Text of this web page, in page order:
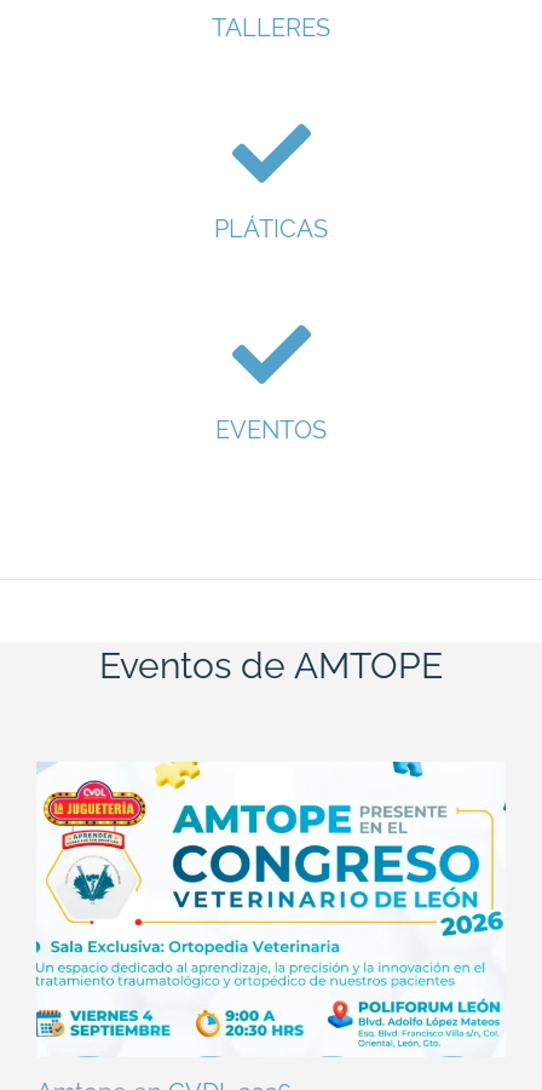
TALLERES
PLÁTICAS
EVENTOS
Eventos de AMTOPE